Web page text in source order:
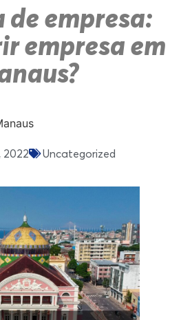
empresa:
empresa em
2022 Uncategorized